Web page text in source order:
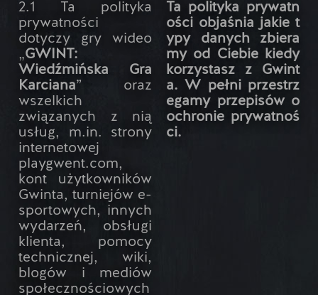
2.1 Ta polityka
prywatności
dotyczy gry wideo
„GWINT:
Wiedźmińska Gra
Karciana” oraz
wszelkich
związanych z nią
usług, m.in. strony
internetowej
playgwent.com,
kont użytkowników
Gwinta, turniejów e-
sportowych, innych
wydarzeń, obsługi
klienta, pomocy
technicznej, wiki,
blogów i mediów
społecznościowych
Ta polityka prywatn
ości objaśnia jakie t
ypy danych zbiera
my od Ciebie kiedy
korzystasz z Gwint
a. W pełni przestrz
egamy przepisów o
ochronie prywatnoś
ci.